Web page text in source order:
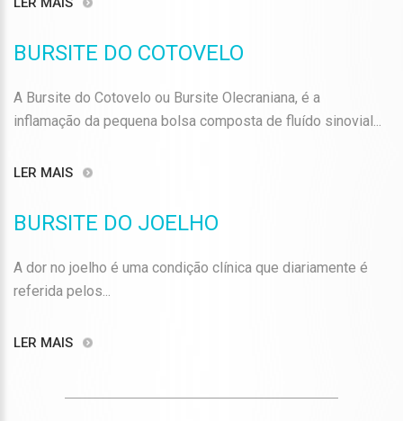
BURSITE DO COTOVELO
A Bursite do Cotovelo ou Bursite Olecraniana, é a
inflamação da pequena bolsa composta de fluído sinovial...
LER MAIS
BURSITE DO JOELHO
A dor no joelho é uma condição clínica que diariamente é
referida pelos...
LER MAIS